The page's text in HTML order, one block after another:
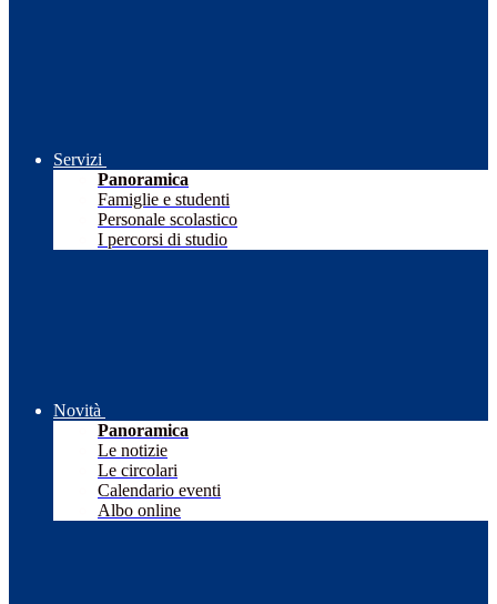
Servizi
Panoramica
Famiglie e studenti
Personale scolastico
I percorsi di studio
Novità
Panoramica
Le notizie
Le circolari
Calendario eventi
Albo online